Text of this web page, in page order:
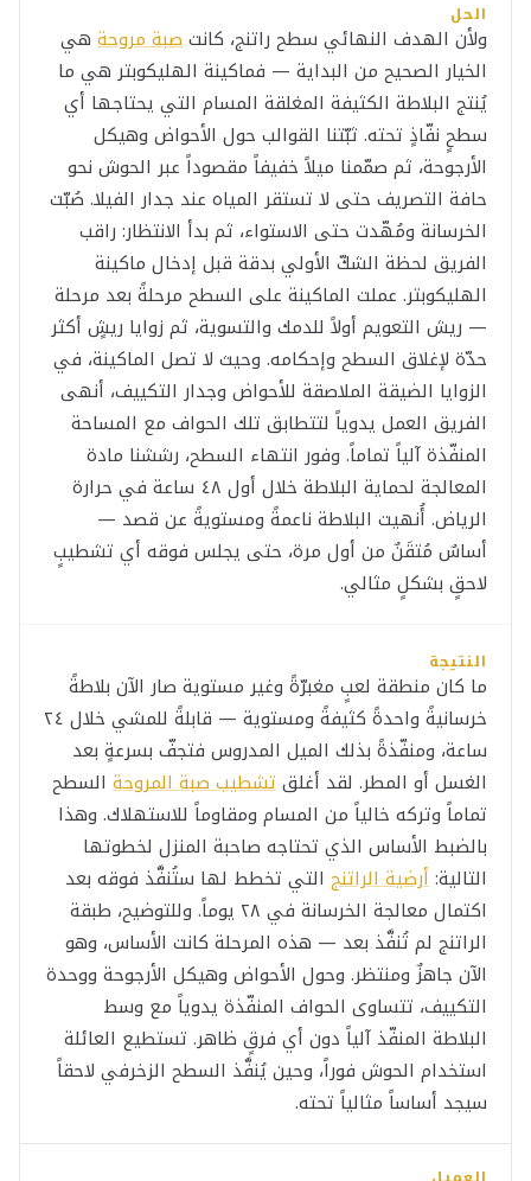
الحل
ولأن الهدف النهائي سطح راتنج، كانتصبة مروحة هي
الخيار الصحيح من البداية — فماكينة الهليكوبتر هي ما
يُنتج البلاطة الكثيفة المغلقة المسام التي يحتاجها أي
سطحٍ نفّاذٍ تحته. ثبّتنا القوالب حول الأحواض وهيكل
الأرجوحة، ثم صمّمنا ميلاً خفيفاً مقصوداً عبر الحوش نحو
حافة التصريف حتى لا تستقر المياه عند جدار الفيلا. صُبّت
الخرسانة ومُهّدت حتى الاستواء، ثم بدأ الانتظار: راقب
الفريق لحظة الشكّ الأولي بدقة قبل إدخال ماكينة
الهليكوبتر. عملت الماكينة على السطح مرحلةً بعد مرحلة
— ريش التعويم أولاً للدمك والتسوية، ثم زوايا ريشٍ أكثر
حدّة لإغلاق السطح وإحكامه. وحيث لا تصل الماكينة، في
الزوايا الضيقة الملاصقة للأحواض وجدار التكييف، أنهى
الفريق العمل يدوياً لتتطابق تلك الحواف مع المساحة
المنفّذة آلياً تماماً. وفور انتهاء السطح، رششنا مادة
المعالجة لحماية البلاطة خلال أول ٤٨ ساعة في حرارة
الرياض. أُنهيت البلاطة ناعمةً ومستويةً عن قصد —
أساسٌ مُتقَنٌ من أول مرة، حتى يجلس فوقه أي تشطيبٍ
لاحقٍ بشكلٍ مثالي.
النتيجة
ما كان منطقة لعبٍ مغبرّةً وغير مستوية صار الآن بلاطةً
خرسانيةً واحدةً كثيفةً ومستوية — قابلةً للمشي خلال ٢٤
ساعة، ومنفّذةً بذلك الميل المدروس فتجفّ بسرعةٍ بعد
الغسل أو المطر. لقد أغلقتشطيب صبة المروحة السطح
تماماً وتركه خالياً من المسام ومقاوماً للاستهلاك. وهذا
بالضبط الأساس الذي تحتاجه صاحبة المنزل لخطوتها
التالية:أرضية الراتنج التي تخطط لها ستُنفَّذ فوقه بعد
اكتمال معالجة الخرسانة في ٢٨ يوماً. وللتوضيح، طبقة
الراتنج لم تُنفَّذ بعد — هذه المرحلة كانت الأساس، وهو
الآن جاهزٌ ومنتظر. وحول الأحواض وهيكل الأرجوحة ووحدة
التكييف، تتساوى الحواف المنفّذة يدوياً مع وسط
البلاطة المنفّذ آلياً دون أي فرقٍ ظاهر. تستطيع العائلة
استخدام الحوش فوراً، وحين يُنفَّذ السطح الزخرفي لاحقاً
سيجد أساساً مثالياً تحته.